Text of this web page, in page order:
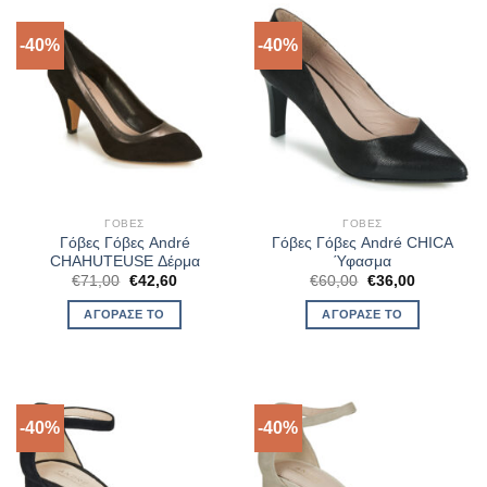
-40%
ΓΌΒΕΣ
Γόβες Γόβες André
CHAHUTEUSE Δέρμα
€71,00 Original
was:
€71,00.
€42,60Η
ΑΓΌΡΑΣΈ ΤΟ
-40%
ΓΌΒΕΣ
Γόβες Γόβες André CHICA
Ύφασμα
€60,00 Original
was:
€60,00.
€36,00Η
ΑΓΌΡΑΣΈ ΤΟ
-40% -40%